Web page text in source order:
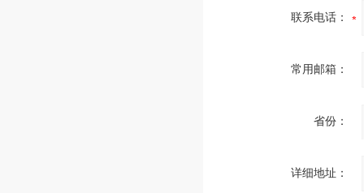
联系电话：
常用邮箱：
省份：
详细地址：